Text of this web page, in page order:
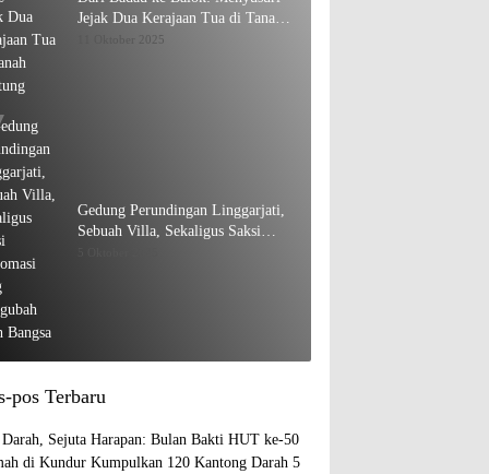
Jejak Dua Kerajaan Tua di Tanah
11 Oktober 2025
Gedung Perundingan Linggarjati,
Sebuah Villa, Sekaligus Saksi
pos Terbaru
Darah, Sejuta Harapan: Bulan Bakti HUT ke-50
di Kundur Kumpulkan 120 Kantong Darah 5